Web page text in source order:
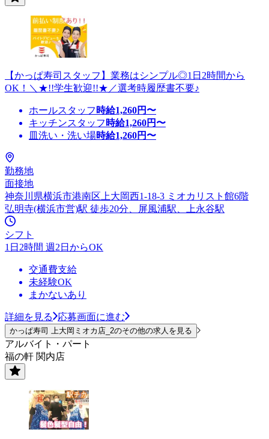
【かっぱ寿司スタッフ】業務はシンプル◎1日2時間から
OK！＼★!!学生歓迎!!★／選考時履歴書不要♪
ホールスタッフ 時給1,260円〜
キッチンスタッフ 時給1,260円〜
皿洗い・洗い場時給1,260円〜
勤務地
面接地
神奈川県横浜市港南区上大岡西1-18-3 ミオカリスト館6階
弘明寺(横浜市営)駅 徒歩20分、屏風浦駅、上永谷駅
シフト
1日2時間 週2日からOK
交通費支給
未経験OK
まかないあり
詳細を見る 応募画面に進む
かっぱ寿司 上大岡ミオカ店_2のその他の求人を見る
アルバイト・パート
福の軒 関内店